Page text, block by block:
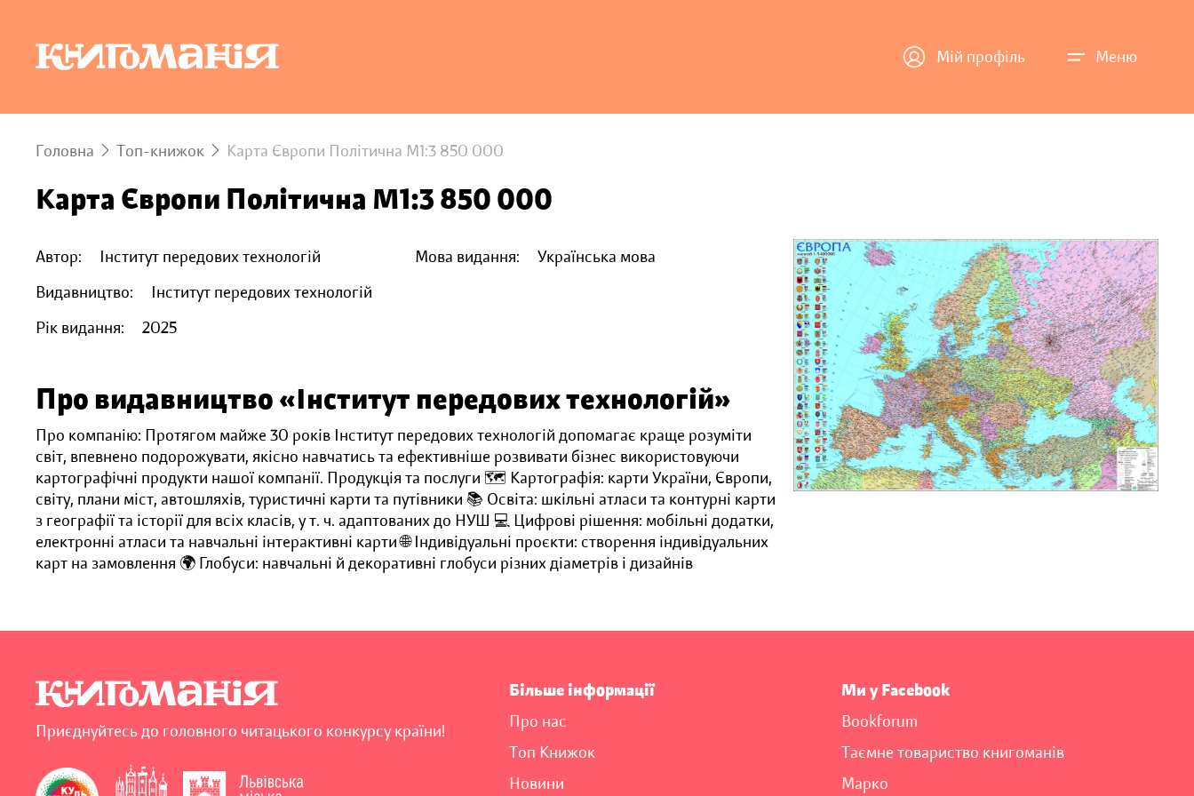
Мій профіль Меню
Головна Топ-книжок Карта Європи Політична М1:3 850 000
Карта Європи Політична М1:3 850 000
Автор:
Інститут передових технологій
Видавництво:
Інститут передових технологій
Рік видання:
2025
Мова видання: Українська мова
Про видавництво «Інститут передових технологій»
Про компанію: Протягом майже 30 років Інститут передових технологій допомагає краще розуміти
світ, впевнено подорожувати, якісно навчатись та ефективніше розвивати бізнес використовуючи
картографічні продукти нашої компанії. Продукція та послуги 🗺️ Картографія: карти України, Європи,
світу, плани міст, автошляхів, туристичні карти та путівники 📚 Освіта: шкільні атласи та контурні карти
з географії та історії для всіх класів, у т. ч. адаптованих до НУШ 💻 Цифрові рішення: мобільні додатки,
електронні атласи та навчальні інтерактивні карти 🌐 Індивідуальні проєкти: створення індивідуальних
карт на замовлення 🌍 Глобуси: навчальні й декоративні глобуси різних діаметрів і дизайнів
Приєднуйтесь до головного читацького конкурсу країни!
Більше інформації
Про нас
Топ Книжок
Новини
Ми у Facebook
Bookforum
Таємне товариство книгоманів
Марко